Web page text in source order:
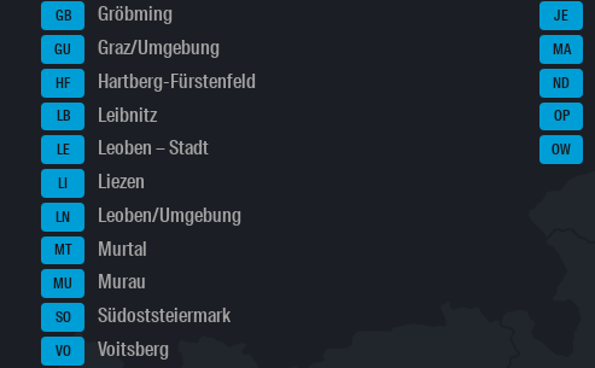
GB Gröbming
GU Graz/Umgebung
HF Hartberg-Fürstenfeld
LB Leibnitz
LE Leoben – Stadt
LI Liezen
LN Leoben/Umgebung
MT Murtal
MU Murau
SO Südoststeiermark
VO Voitsberg
JE
MA
ND
OP
OW